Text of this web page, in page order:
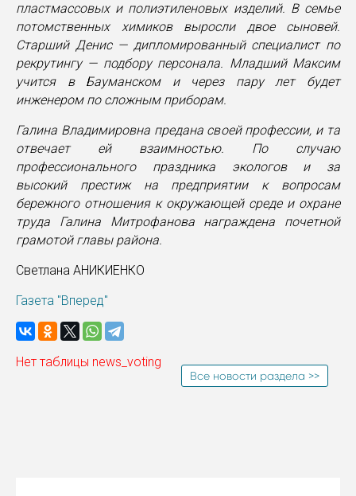
пластмассовых и полиэтиленовых изделий. В семье
потомственных химиков выросли двое сыновей.
Старший Денис — дипломированный специалист по
рекрутингу — подбору персонала. Младший Максим
учится в Бауманском и через пару лет будет
инженером по сложным приборам.
Галина Владимировна предана своей профессии, и та
отвечает ей взаимностью. По случаю
профессионального праздника экологов и за
высокий престиж на предприятии к вопросам
бережного отношения к окружающей среде и охране
труда Галина Митрофанова награждена почетной
грамотой главы района.
Светлана АНИКИЕНКО
Газета "Вперед"
Нет таблицы news_voting
Все новости раздела >>